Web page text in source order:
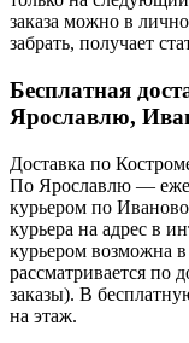
заказа можно в
забрать, получает
Бесплатная
Ярославлю,
Доставка по
По Ярославлю —
курьером по
курьера на адрес в
курьером возможна в
рассматривается по
заказы). В
на этаж.